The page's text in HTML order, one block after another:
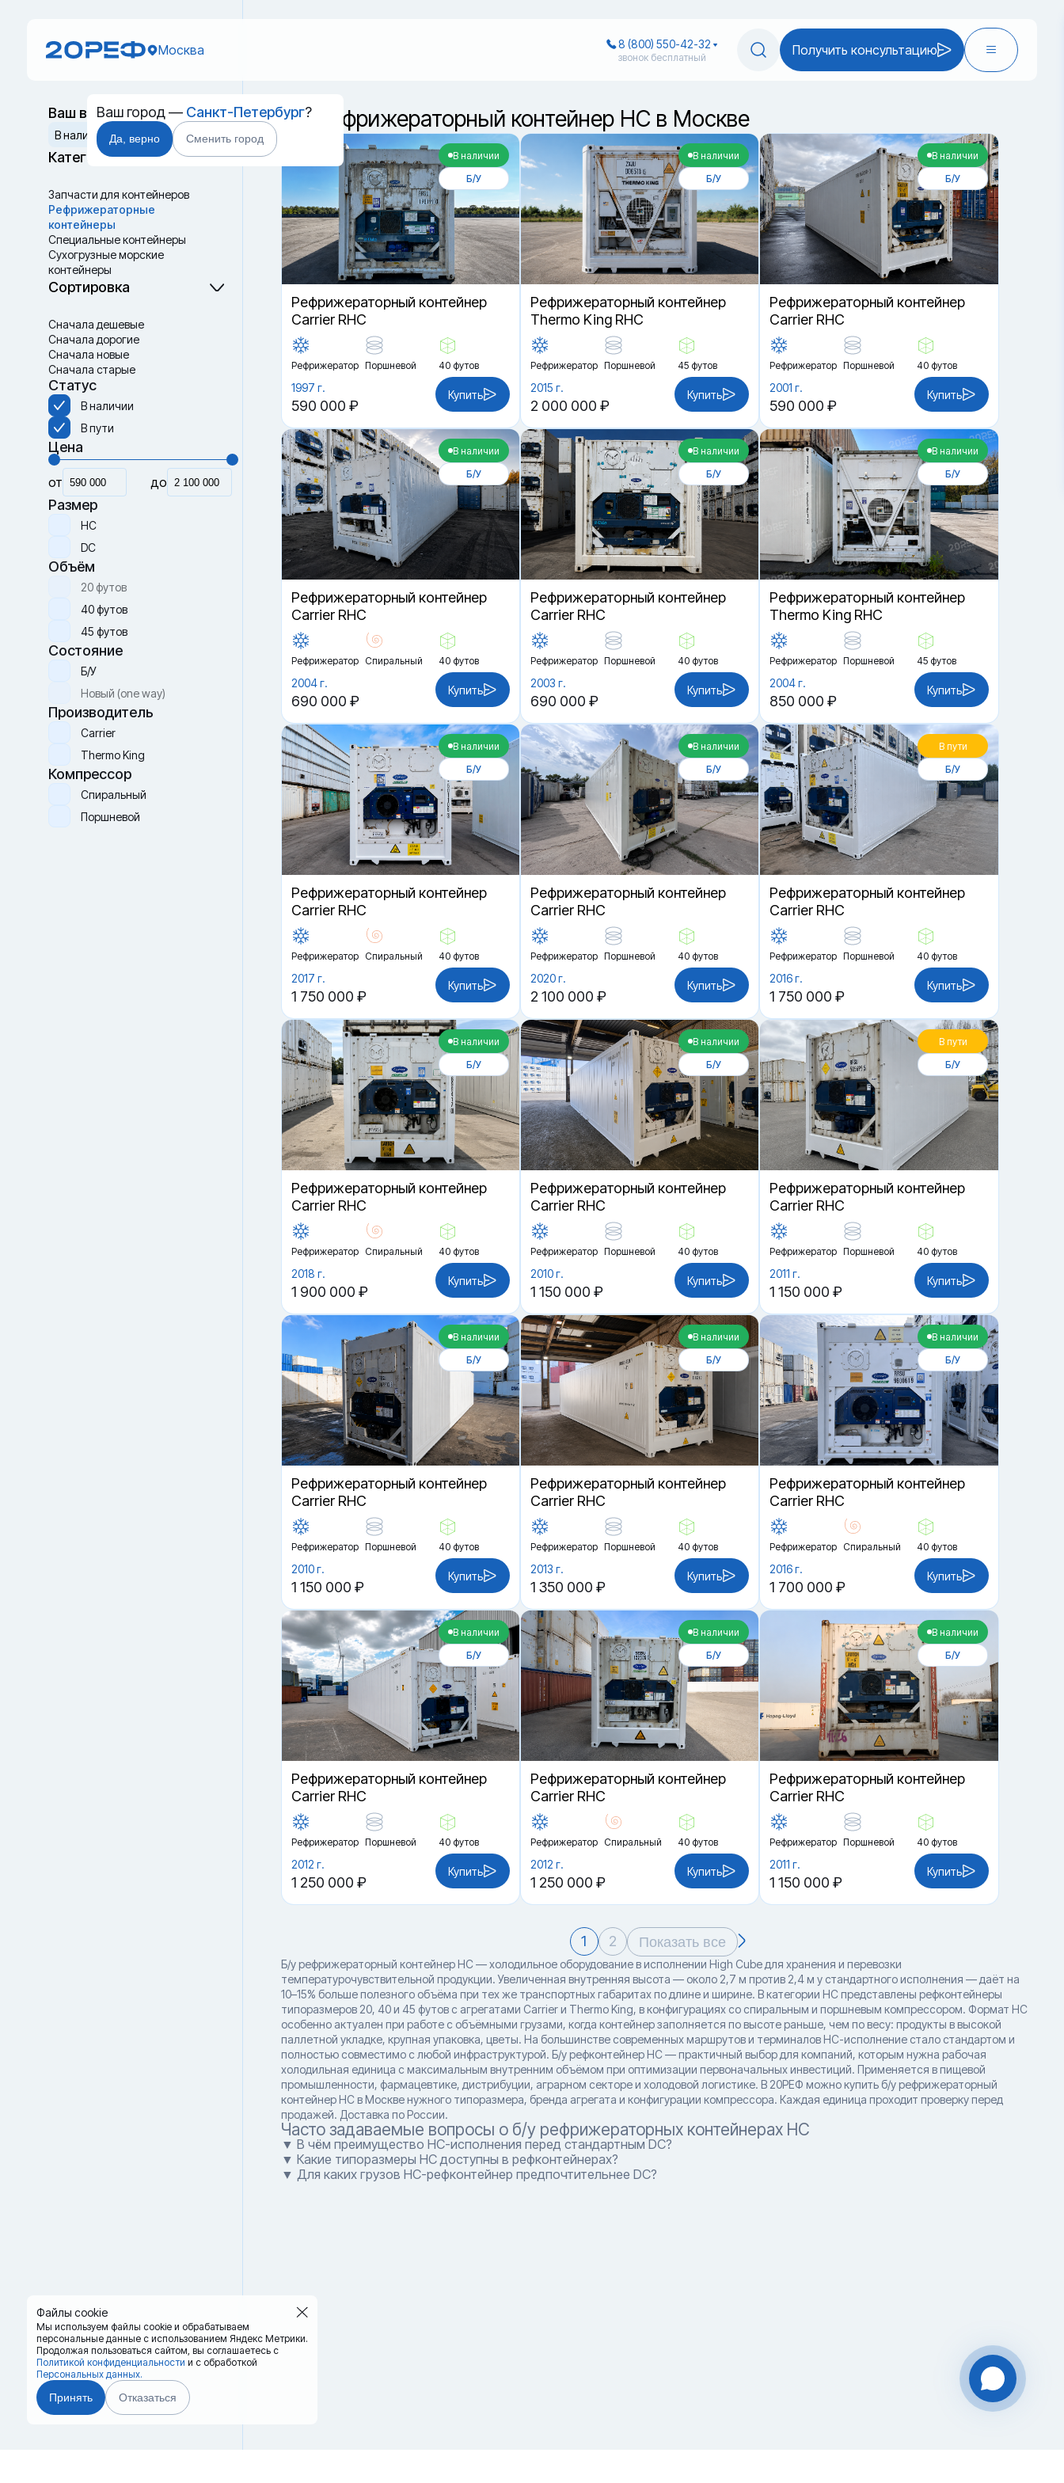
Москва
Ваш город — Санкт-Петербург?
Да, верно Сменить город
8 (800) 550-42-32
звонок бесплатный Получить консультацию
Файлы cookie
Мы используем файлы cookie и обрабатываем
персональные данные с использованием Яндекс Метрики.
Продолжая пользоваться сайтом, вы соглашаетесь с
Политикой конфиденциальности и с обработкой
Персональных данных.
Принять Отказаться
Ваш выбор
Сбросить
В наличии
В пути
Категории
Запчасти для контейнеров
Рефрижераторные
контейнеры
Специальные контейнеры
Cухогрузные морские
контейнеры
Танк-контейнеры
Сортировка
Сначала дешевые
Сначала дорогие
Сначала новые
Сначала старые
Статус
В наличии
В пути
Цена
от до
Размер
HC
DC
Объём
20 футов
40 футов
45 футов
Состояние
Б/У
Новый (one way)
Производитель
Carrier
Thermo King
Компрессор
Спиральный
Поршневой
Б/у рефрижераторный контейнер HC в Москве
В наличии
Б/У
Рефрижераторный контейнер
Carrier RHC
Рефрижератор Поршневой 40 футов
1997 г.
590 000 ₽
Купить
В наличии
Б/У
Рефрижераторный контейнер
Thermo King RHC
Рефрижератор Поршневой 45 футов
2015 г.
2 000 000 ₽
Купить
В наличии
Б/У
Рефрижераторный контейнер
Carrier RHC
Рефрижератор Поршневой 40 футов
2001 г.
590 000 ₽
Купить
В наличии
Б/У
Рефрижераторный контейнер
Carrier RHC
Рефрижератор Спиральный 40 футов
2004 г.
690 000 ₽
Купить
В наличии
Б/У
Рефрижераторный контейнер
Carrier RHC
Рефрижератор Поршневой 40 футов
2003 г.
690 000 ₽
Купить
В наличии
Б/У
Рефрижераторный контейнер
Thermo King RHC
Рефрижератор Поршневой 45 футов
2004 г.
850 000 ₽
Купить
В наличии
Б/У
Рефрижераторный контейнер
Carrier RHC
Рефрижератор Спиральный 40 футов
2017 г.
1 750 000 ₽
Купить
В наличии
Б/У
Рефрижераторный контейнер
Carrier RHC
Рефрижератор Поршневой 40 футов
2020 г.
2 100 000 ₽
Купить
В пути
Б/У
Рефрижераторный контейнер
Carrier RHC
Рефрижератор Поршневой 40 футов
2016 г.
1 750 000 ₽
Купить
В наличии
Б/У
Рефрижераторный контейнер
Carrier RHC
Рефрижератор Спиральный 40 футов
2018 г.
1 900 000 ₽
Купить
В наличии
Б/У
Рефрижераторный контейнер
Carrier RHC
Рефрижератор Поршневой 40 футов
2010 г.
1 150 000 ₽
Купить
В пути
Б/У
Рефрижераторный контейнер
Carrier RHC
Рефрижератор Поршневой 40 футов
2011 г.
1 150 000 ₽
Купить
В наличии
Б/У
Рефрижераторный контейнер
Carrier RHC
Рефрижератор Поршневой 40 футов
2010 г.
1 150 000 ₽
Купить
В наличии
Б/У
Рефрижераторный контейнер
Carrier RHC
Рефрижератор Поршневой 40 футов
2013 г.
1 350 000 ₽
Купить
В наличии
Б/У
Рефрижераторный контейнер
Carrier RHC
Рефрижератор Спиральный 40 футов
2016 г.
1 700 000 ₽
Купить
В наличии
Б/У
Рефрижераторный контейнер
Carrier RHC
Рефрижератор Поршневой 40 футов
2012 г.
1 250 000 ₽
Купить
В наличии
Б/У
Рефрижераторный контейнер
Carrier RHC
Рефрижератор Спиральный 40 футов
2012 г.
1 250 000 ₽
Купить
В наличии
Б/У
Рефрижераторный контейнер
Carrier RHC
Рефрижератор Поршневой 40 футов
2011 г.
1 150 000 ₽
Купить
1 2 Показать все
Б/у рефрижераторный контейнер HC — холодильное оборудование в исполнении High Cube для хранения и перевозки
температурочувствительной продукции. Увеличенная внутренняя высота — около 2,7 м против 2,4 м у стандартного исполнения — даёт на
10–15% больше полезного объёма при тех же транспортных габаритах по длине и ширине. В категории HC представлены рефконтейнеры
типоразмеров 20, 40 и 45 футов с агрегатами Carrier и Thermo King, в конфигурациях со спиральным и поршневым компрессором. Формат HC
особенно актуален при работе с объёмными грузами, когда контейнер заполняется по высоте раньше, чем по весу: продукты в высокой
паллетной укладке, крупная упаковка, цветы. На большинстве современных маршрутов и терминалов HC-исполнение стало стандартом и
полностью совместимо с любой инфраструктурой. Б/у рефконтейнер HC — практичный выбор для компаний, которым нужна рабочая
холодильная единица с максимальным внутренним объёмом при оптимизации первоначальных инвестиций. Применяется в пищевой
промышленности, фармацевтике, дистрибуции, аграрном секторе и холодовой логистике. В 20РЕФ можно купить б/у рефрижераторный
контейнер HC в Москве нужного типоразмера, бренда агрегата и конфигурации компрессора. Каждая единица проходит проверку перед
продажей. Доставка по России.
Часто задаваемые вопросы о б/у рефрижераторных контейнерах HC
▼ В чём преимущество HC-исполнения перед стандартным DC?
▼ Какие типоразмеры HC доступны в рефконтейнерах?
▼ Для каких грузов HC-рефконтейнер предпочтительнее DC?